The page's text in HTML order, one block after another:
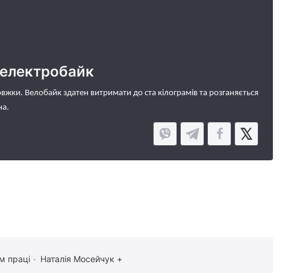
Велобайк здатен витримати до ста кілограмів та розганяється
праці Наталія Мосейчук +